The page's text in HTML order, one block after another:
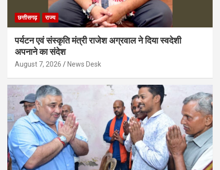
छत्तीसगढ़ राज्य
पर्यटन एवं संस्कृति मंत्री राजेश अग्रवाल ने दिया स्वदेशी
अपनाने का संदेश
August 7, 2026 News Desk